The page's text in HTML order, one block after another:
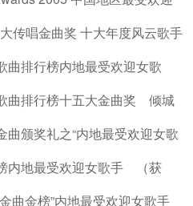
唱金曲奖 十大年度风云歌手
排行榜内地最受欢迎女歌
排行榜十五大金曲奖 倾城
颁奖礼之“内地最受欢迎女歌
内地最受欢迎女歌手 （获
金榜”内地最受欢迎女歌手